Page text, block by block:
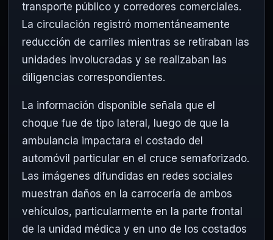
transporte público y corredores comerciales.
La circulación registró momentáneamente
reducción de carriles mientras se retiraban las
unidades involucradas y se realizaban las
diligencias correspondientes.
La información disponible señala que el
choque fue de tipo lateral, luego de que la
ambulancia impactara el costado del
automóvil particular en el cruce semaforizado.
Las imágenes difundidas en redes sociales
muestran daños en la carrocería de ambos
vehículos, particularmente en la parte frontal
de la unidad médica y en uno de los costados